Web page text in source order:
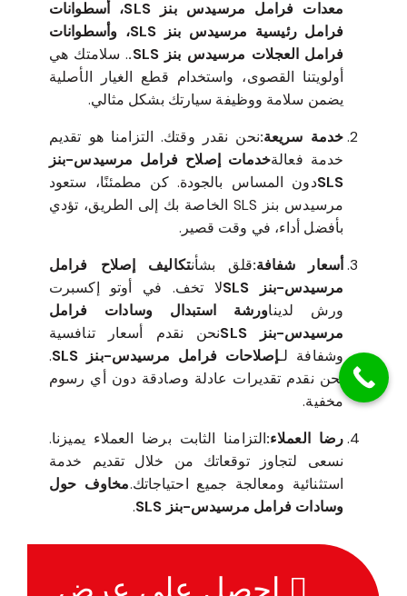
معدات فرامل مرسيدس بنز SLS، أسطوانات
فرامل رئيسية مرسيدس بنز SLS، وأسطوانات
فرامل العجلات مرسيدس بنز SLS.
. سلامتك هي
أولويتنا القصوى، واستخدام قطع الغيار الأصلية
يضمن سلامة ووظيفة سيارتك بشكل مثالي.
خدمة سريعة:نحن نقدر وقتك. التزامنا هو تقديم
خدمة فعالةخدمات إصلاح فرامل مرسيدس-بنز
SLSدون المساس بالجودة. كن مطمئنًا، ستعود
مرسيدس بنز SLS الخاصة بك إلى الطريق، تؤدي
بأفضل أداء، في وقت قصير.
أسعار شفافة:قلق بشأنتكاليف إصلاح فرامل
مرسيدس-بنز SLS
لا تخف. في أوتو إكسبرت
ورش لديناورشة استبدال وسادات فرامل
مرسيدس-بنز SLS
نحن نقدم أسعار تنافسية
وشفافة لـإصلاحات فرامل مرسيدس-بنز SLS
.
نحن نقدم تقديرات عادلة وصادقة دون أي رسوم
مخفية.
رضا العملاء:التزامنا الثابت برضا العملاء يميزنا.
نسعى لتجاوز توقعاتك من خلال تقديم خدمة
استثنائية ومعالجة جميع احتياجاتك.مخاوف حول
وسادات فرامل مرسيدس-بنز SLS
.
احصل على عرض